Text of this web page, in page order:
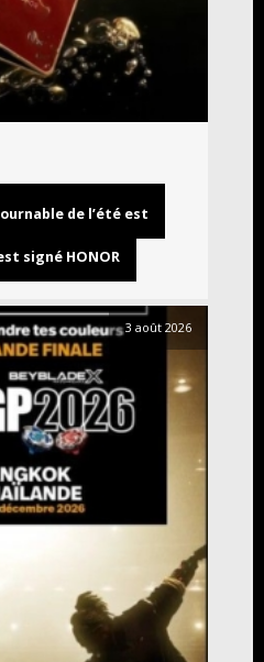
de l’été est
signé HONOR
3 août 2026